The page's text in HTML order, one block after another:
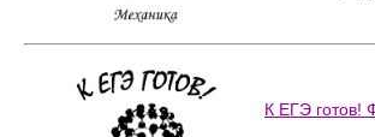
К ЕГЭ готов!